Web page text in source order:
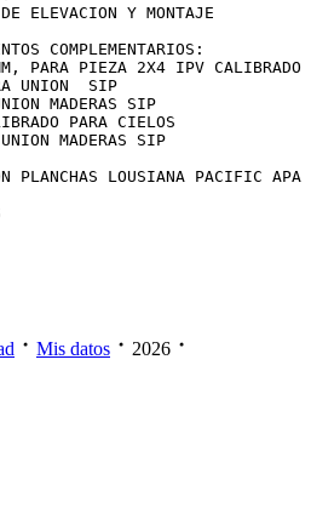
ELEVACION Y MONTAJE
COMPLEMENTARIOS:
PARA PIEZA 2X4 IPV CALIBRADO
UNION  SIP
MADERAS SIP
PARA CIELOS
MADERAS SIP
PLANCHAS LOUSIANA PACIFIC APA
Mis datos 2026